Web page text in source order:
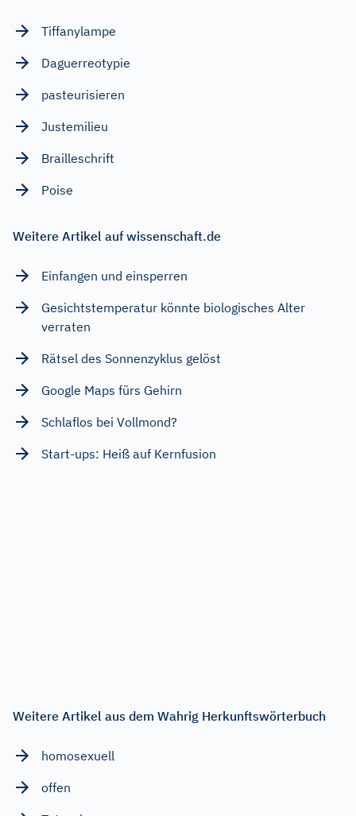
Tiffanylampe
Daguerreotypie
pasteurisieren
Justemilieu
Brailleschrift
Poise
Weitere Artikel auf wissenschaft.de
Einfangen und einsperren
Gesichtstemperatur könnte biologisches Alter
verraten
Rätsel des Sonnenzyklus gelöst
Google Maps fürs Gehirn
Schlaflos bei Vollmond?
Start-ups: Heiß auf Kernfusion
Weitere Artikel aus dem Wahrig Herkunftswörterbuch
homosexuell
offen